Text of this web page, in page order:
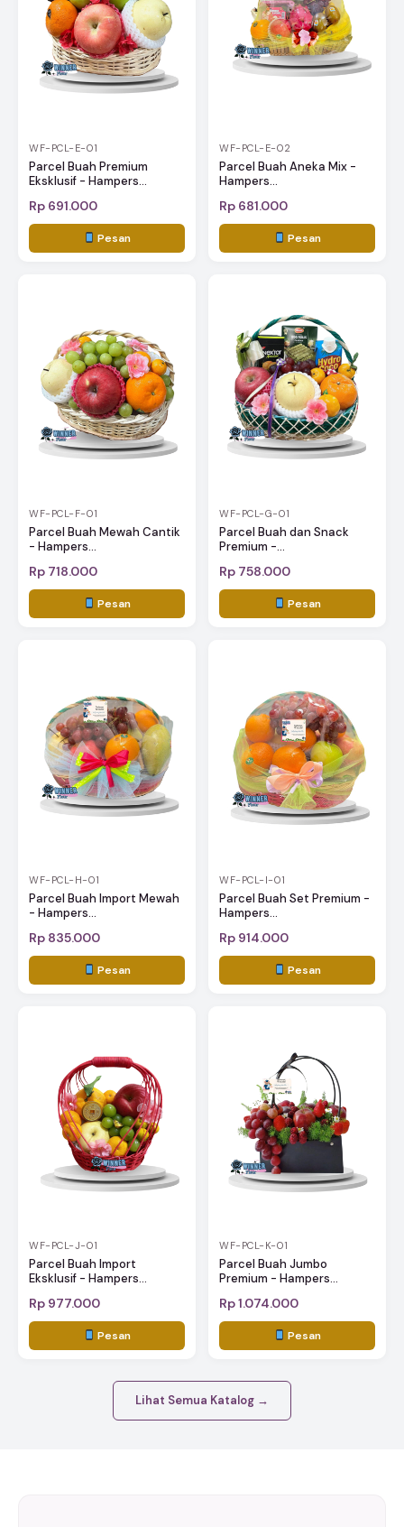
WF-PCL-E-01
Parcel Buah Premium
Eksklusif - Hampers...
Rp 691.000
Pesan
WF-PCL-E-02
Parcel Buah Aneka Mix -
Hampers...
Rp 681.000
Pesan
WF-PCL-F-01
Parcel Buah Mewah Cantik
- Hampers...
Rp 718.000
Pesan
WF-PCL-G-01
Parcel Buah dan Snack
Premium -...
Rp 758.000
Pesan
WF-PCL-H-01
Parcel Buah Import Mewah
- Hampers...
Rp 835.000
Pesan
WF-PCL-I-01
Parcel Buah Set Premium -
Hampers...
Rp 914.000
Pesan
WF-PCL-J-01
Parcel Buah Import
Eksklusif - Hampers...
Rp 977.000
Pesan
WF-PCL-K-01
Parcel Buah Jumbo
Premium - Hampers...
Rp 1.074.000
Pesan
Lihat Semua Katalog →